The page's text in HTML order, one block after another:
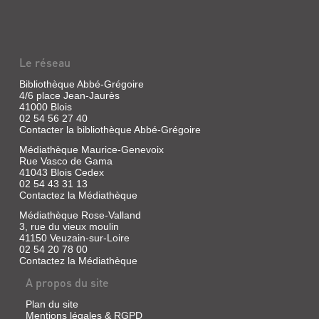
POÈMES,
ÉTUDES
Livre
Deguy,
Michel
Gallimard,
1969
Poèmes,
la
première
partie
rassemble
des
textes
beaucoup
publiés
Revue
|
Brossollet,
Marie-
Claude
|
E.
Belin,
1977
THÉODORE
BALMORAL
(REVUE)
:
REVUE
LITTÉRATURE
Belin,
1977
CRITIQUE
(REVUE)
Revue
|
Lindon,
Jérôme
|
Ed.
de
Minuit
Le réseau
Bibliothèque Abbé-Grégoire
4/6 place Jean-Jaurès
41000 Blois
02 54 56 27 40
Contacter la bibliothèque Abbé-Grégoire
Médiathèque Maurice-Genevoix
Rue Vasco de Gama
41043 Blois Cedex
02 54 43 31 13
Contactez la Médiathèque
Médiathèque Rose-Valland
3, rue du vieux moulin
41150 Veuzain-sur-Loire
02 54 20 78 00
Contactez la Médiathèque
A propos du site
Plan du site
Mentions légales & RGPD